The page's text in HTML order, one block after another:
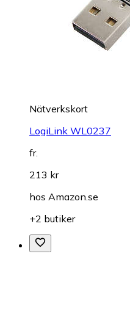
Nätverkskort
LogiLink WL0237
fr.
213 kr
hos Amazon.se
+2 butiker